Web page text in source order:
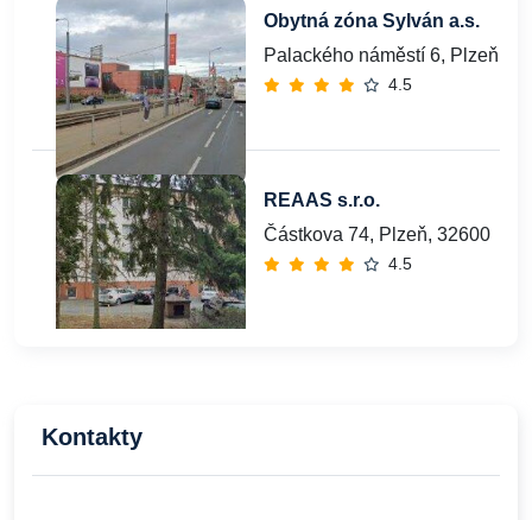
Obytná zóna Sylván a.s.
Palackého náměstí 6, Plzeň,
4.5
REAAS s.r.o.
Částkova 74, Plzeň, 32600
4.5
Kontakty